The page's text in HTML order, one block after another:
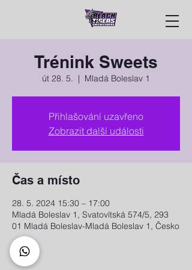
Trénink Sweets
út 28. 5.
  |
Mladá Boleslav 1
Přihlašování uzavřeno
Zobrazit další události
Čas a místo
28. 5. 2024 15:30 – 17:00
Mladá Boleslav 1, Svatovítská 574/5, 293
01 Mladá Boleslav-Mladá Boleslav 1, Česko